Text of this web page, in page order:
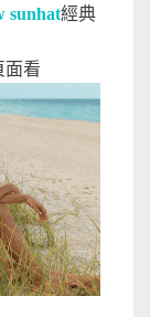
sunhat經典
面看